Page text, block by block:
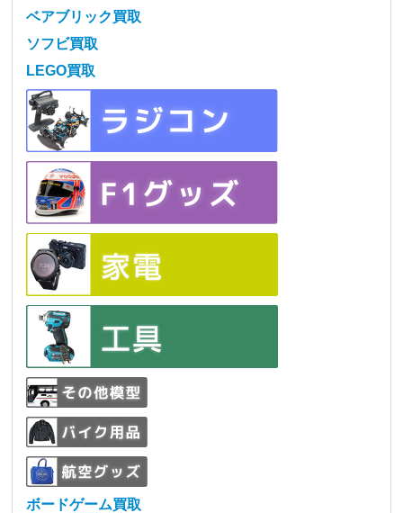
ベアブリック買取
ソフビ買取
LEGO買取
ボードゲーム買取